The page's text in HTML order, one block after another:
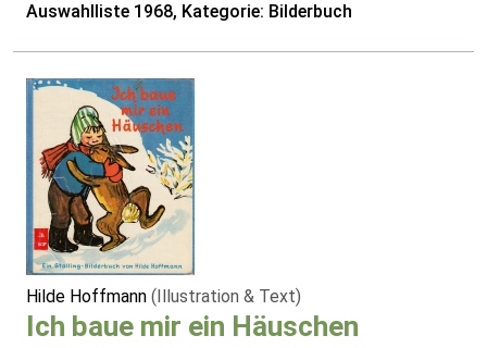
Auswahlliste 1968, Kategorie: Bilderbuch
Hilde Hoffmann (Illustration & Text)
Ich baue mir ein Häuschen